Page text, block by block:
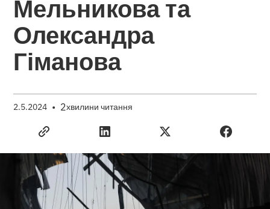
Мельникова та
Олександра
Гіманова
2.5.2024 • 2хвилини читання